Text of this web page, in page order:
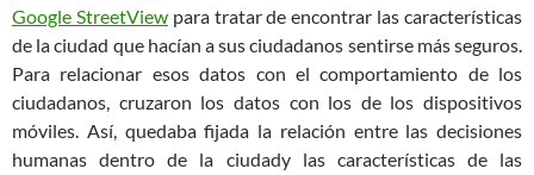
Google StreetViewpara tratar de encontrar las características
de la ciudad que hacían a sus ciudadanos sentirse más seguros.
Para relacionar esos datos con el comportamiento de los
ciudadanos, cruzaron los datos con los de los dispositivos
móviles. Así, quedaba fijada la relación entre las decisiones
humanas dentro de la ciudady las características de las